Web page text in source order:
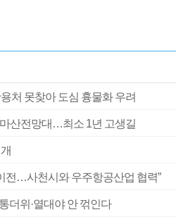
처 못찾아 도심 흉물화 우려
마산전망대…최소 1년 고생길
전…사천시와 우주항공산업 협력”
더위·열대야 안 꺾인다